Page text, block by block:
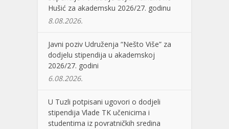
Hušić za akademsku 2026/27. godinu
8.08.2026.
Javni poziv Udruženja “Nešto Više” za
dodjelu stipendija u akademskoj
2026/27. godini
6.08.2026.
U Tuzli potpisani ugovori o dodjeli
stipendija Vlade TK učenicima i
studentima iz povratničkih sredina